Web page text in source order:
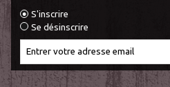
S'inscrire
Se désinscrire